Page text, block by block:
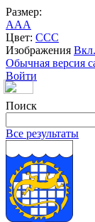
Размер:
AAA
Цвет: CCC
Изображения Вкл.
Обычная версия
Войти
Поиск
Все результаты